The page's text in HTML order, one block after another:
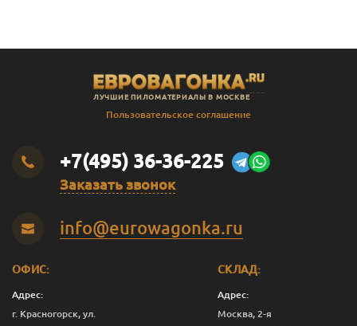
ЛУЧШИЕ ПИЛОМАТЕРИАЛЫ В МОСКВЕ
Пользовательское соглашение
+7(495) 36-36-225
Заказать звонок
info@eurowagonka.ru
ОФИС:
Адрес:
г. Красногорск, ул.
СКЛАД:
Адрес:
Москва, 2-я